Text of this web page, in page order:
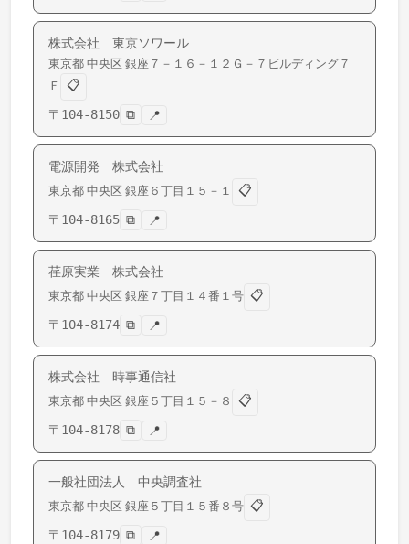
株式会社 東京ソワール
東京都 中央区 銀座 ７－１６－１２Ｇ－７ビルディング７
Ｆ
📋
〒 104-8150 ⧉ 📍
電源開発 株式会社
東京都 中央区 銀座 ６丁目１５－１
📋
〒 104-8165 ⧉ 📍
荏原実業 株式会社
東京都 中央区 銀座 ７丁目１４番１号 📋
〒 104-8174 ⧉ 📍
株式会社 時事通信社
東京都 中央区 銀座 ５丁目１５－８
📋
〒 104-8178 ⧉ 📍
一般社団法人 中央調査社
東京都 中央区 銀座 ５丁目１５番８号 📋
〒 104-8179 ⧉ 📍